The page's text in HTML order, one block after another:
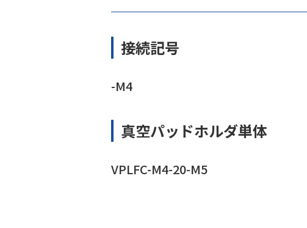
接続記号
-M4
真空パッドホルダ単体
VPLFC-M4-20-M5